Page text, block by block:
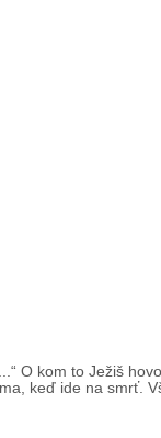
O kom to Ježiš
keď ide na smrť.